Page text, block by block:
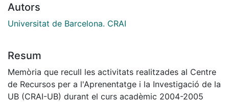
Autors
Universitat de Barcelona. CRAI
Resum
Memòria que recull les activitats realitzades al Centre
de Recursos per a l'Aprenentatge i la Investigació de la
UB (CRAI-UB) durant el curs acadèmic 2004-2005